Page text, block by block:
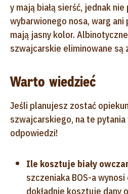
y mają białą sierść, jednak
wybarwionego nosa, warg ani
mają jasny kolor.
szwajcarskie eliminowane są
Warto wiedzieć
Jeśli planujesz zostać
szwajcarskiego, na te
odpowiedzi!
Ile kosztuje biały
szczeniaka BOS-a wynosi
dokładnie kosztuje dany